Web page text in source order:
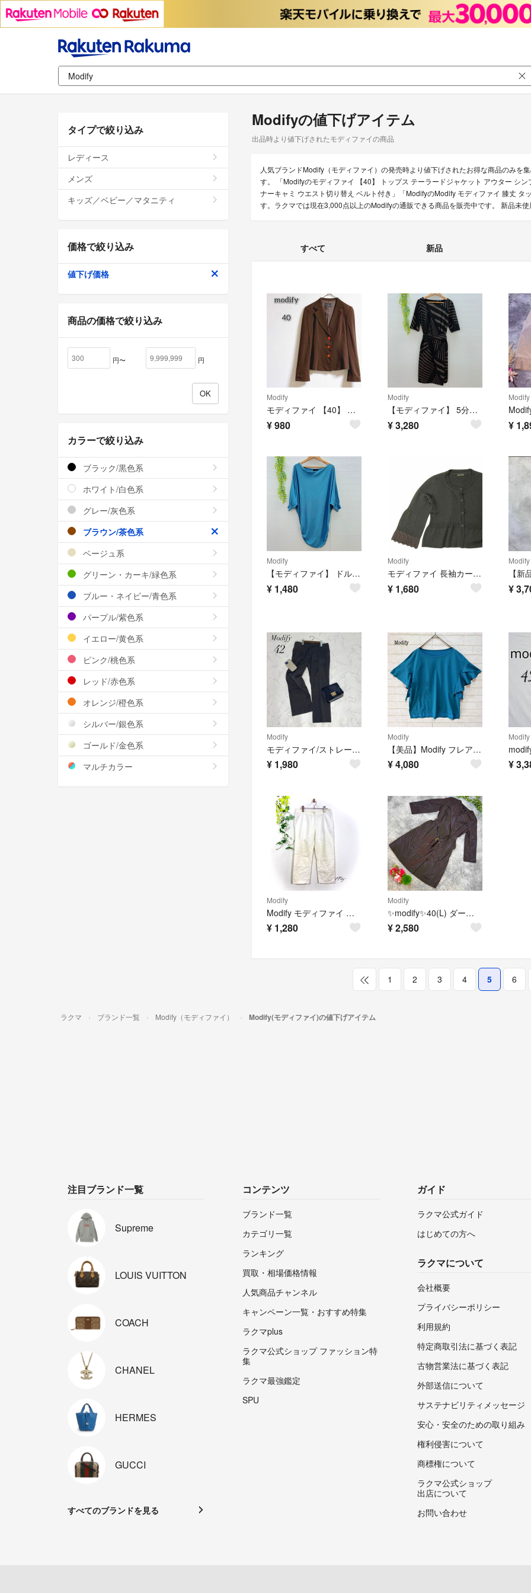
Modifyの値下げアイテム
出品時より値下げされたモディファイの商品
人気ブランドModify（モディファイ）の発売時より値下げされたお得な商品のみを
す。 「Modifyのモディファイ 【40】 トップス テーラードジャケット アウター シ
ナーキャミ ウエスト切り替え ベルト付き」「ModifyのModify モディファイ 膝丈 タ
す。ラクマでは現在3,000点以上のModifyの通販できる商品を販売中です。 新品未
すべて 新品
Modify
モディファイ 【40】 トップス テーラードジャケット アウター シンプル 無地
¥980
Modify
【モディファイ】 5分袖ワンピース インナーキャミ ウエスト切り替え ベルト付き
¥3,280
Modify
¥
Modify
【モディファイ】 ドルマンニット ボートネック 寒色系 （L） シルク 絹混
¥ 1,480
Modify
モディファイ 長袖カーディガン ウール100% 日本製 ダークブラウン
¥ 1,680
Modify
¥
Modify
モディファイ/ストレートパンツ/クロップド/ストレッチ/スラックス
¥ 1,980
Modify
【美品】Modify フレアブラウス カットソー (40) ピーコックブルー
¥4,080
Modify
¥
Modify
Modify モディファイ クロップドパンツ サブリナパンツ ホワイト 白 40
¥ 1,280
Modify
✨modify✨40(L) ダークブラウン トレンチコート ベルト付き
¥2,580
1 2 3 4 5 6
タイプで絞り込み
レディース
メンズ
キッズ／ベビー／マタニティ
価格で絞り込み
値下げ価格
商品の価格で絞り込み
円〜 円
カラーで絞り込み
ブラック/黒色系
ホワイト/白色系
グレー/灰色系
ブラウン/茶色系
ベージュ系
グリーン・カーキ/緑色系
ブルー・ネイビー/青色系
パープル/紫色系
イエロー/黄色系
ピンク/桃色系
レッド/赤色系
オレンジ/橙色系
シルバー/銀色系
ゴールド/金色系
マルチカラー
ラクマ ブランド一覧 Modify（モディファイ） Modify(モディファイ)の値下げアイテム
注目ブランド一覧
Supreme
LOUIS VUITTON
COACH
CHANEL
HERMES
GUCCI
すべてのブランドを見る
コンテンツ
ブランド一覧
カテゴリ一覧
ランキング
買取・相場価格情報
人気商品チャンネル
キャンペーン一覧・おすすめ特集
ラクマplus
ラクマ公式ショップ ファッション特
集
ラクマ最強鑑定
SPU
ガイド
ラクマ公式ガイド
はじめての方へ
ラクマについて
会社概要
プライバシーポリシー
利用規約
特定商取引法に基づく表記
古物営業法に基づく表記
外部送信について
サステナビリティメッセージ
安心・安全のための取り組み
権利侵害について
商標権について
ラクマ公式ショップ
出店について
お問い合わせ